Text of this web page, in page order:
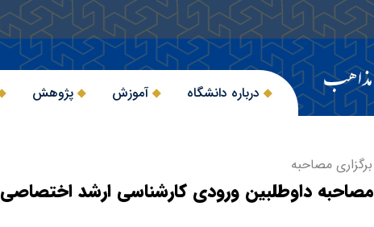
درباره دانشگاه آموزش پژوهش
برگزاری مصاحبه
مصاحبه داوطلبین ورودی کارشناسی ارشد اختصاصی